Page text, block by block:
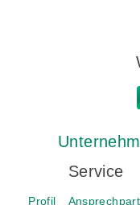
Profil
Service